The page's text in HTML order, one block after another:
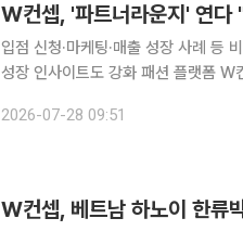
W컨셉, '파트너라운지' 연다
입점 신청·마케팅·매출 성장 사례 등
성장 인사이트도 강화 패션 플랫폼 W컨셉은 입점 브랜드의 상생과 성장을 지원하기 위한 통합 비즈
점을 희망하는 신규 판매자부터 기존
2026-07-28 09:51